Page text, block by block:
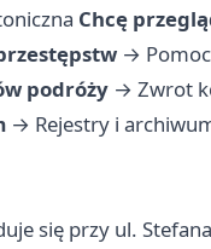
Chcę
→
podróży → Zwrot
→ Rejestry i
się przy ul.